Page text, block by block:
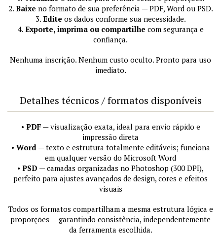
2. Baixe no formato de sua preferência — PDF, Word ou PSD.
3. Edite os dados conforme sua necessidade.
4. Exporte, imprima ou compartilhe com segurança e
confiança.
Nenhuma inscrição. Nenhum custo oculto. Pronto para uso
imediato.
Detalhes técnicos / formatos disponíveis
• PDF— visualização exata, ideal para envio rápido e
impressão direta
• Word — texto e estrutura totalmente editáveis; funciona
em qualquer versão do Microsoft Word
• PSD — camadas organizadas no Photoshop (300 DPI),
perfeito para ajustes avançados de design, cores e efeitos
visuais
Todos os formatos compartilham a mesma estrutura lógica e
proporções — garantindo consistência, independentemente
da ferramenta escolhida.